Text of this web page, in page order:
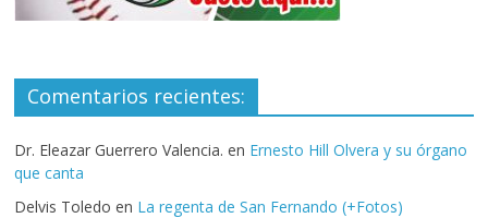
Comentarios recientes:
Dr. Eleazar Guerrero Valencia. en Ernesto Hill Olvera y su órgano
que canta
Delvis Toledo en La regenta de San Fernando (+Fotos)